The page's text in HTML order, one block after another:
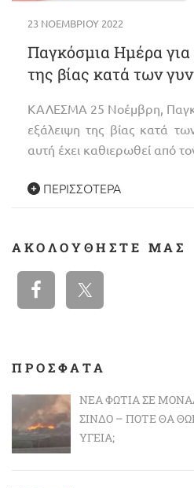
23 ΝΟΕΜΒΡΊΟΥ 2022
Παγκόσμια Ημέρα για
της βίας κατά των
ΚΑΛΕΣΜΑ 25 Νοέμβρη,
εξάλειψη της βίας κατά
αυτή έχει καθιερωθεί από
ΠΕΡΙΣΣΌΤΕΡΑ
ΑΚΟΛΟΥΘΉΣΤΕ ΜΑΣ
ΠΡΟΣΦΑΤΑ
ΝΈΑ ΦΩΤΙΆ ΣΕ
ΣΊΝΔΟ – ΠΌΤΕ ΘΑ
ΥΓΕΊΑ;